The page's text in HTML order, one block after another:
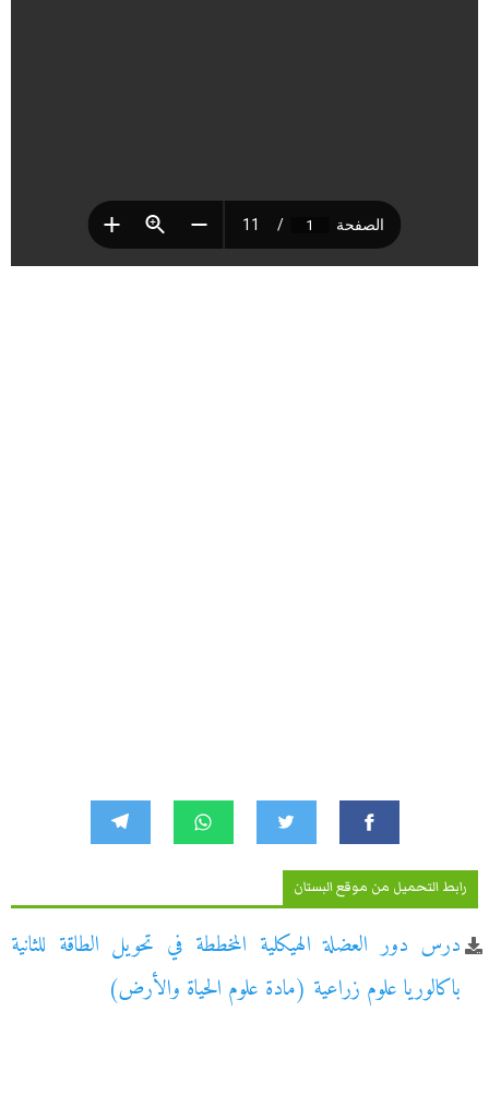
رابط التحميل من موقع البستان
درس دور العضلة الهيكلية المخططة في تحويل الطاقة للثانية
باكالوريا علوم زراعية (مادة علوم الحياة والأرض)